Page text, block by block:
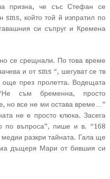
призна, че със Стефан се
sms, който той й изпратил по
си съпруг и Кремена
се срещнали. По това време
и от sms “, шегуват се тв
още през пролетта. Водещата
“Не съм бременна, просто
но все не ми остава време…”
не е просто клюка. Засега
по въпроса”, пише и в. “168
разкри тайната. Гала ще
дъщеря Мари от бившия си